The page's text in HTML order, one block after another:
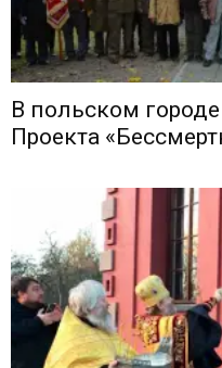
В польском
Проекта